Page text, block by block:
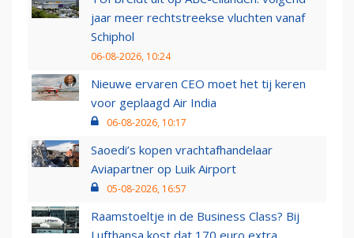
jaar meer rechtstreekse vluchten vanaf
Schiphol
06-08-2026, 10:24
Nieuwe ervaren CEO moet het tij keren
voor geplaagd Air India
06-08-2026, 10:17
Saoedi’s kopen vrachtafhandelaar
Aviapartner op Luik Airport
05-08-2026, 16:57
Raamstoeltje in de Business Class? Bij
Lufthansa kost dat 170 euro extra